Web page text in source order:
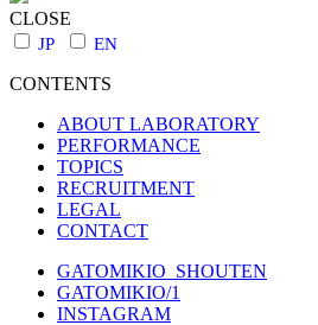
CLOSE
JP EN
CONTENTS
ABOUT LABORATORY
PERFORMANCE
TOPICS
RECRUITMENT
LEGAL
CONTACT
GATOMIKIO_SHOUTEN
GATOMIKIO/1
INSTAGRAM